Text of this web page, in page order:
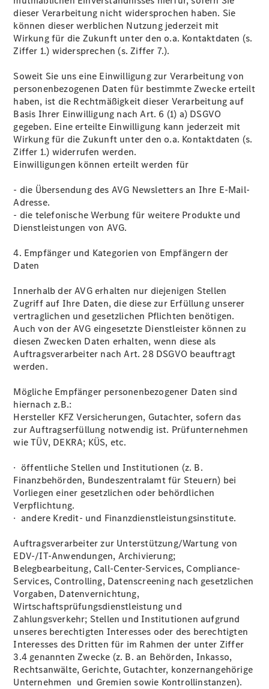
dieser Verarbeitung nicht widersprochen haben. Sie
können dieser werblichen Nutzung jederzeit mit
Wirkung für die Zukunft unter den o.a. Kontaktdaten (s.
Ziffer 1.) widersprechen (s. Ziffer 7.).
Soweit Sie uns eine Einwilligung zur Verarbeitung von
personenbezogenen Daten für bestimmte Zwecke erteilt
haben, ist die Rechtmäßigkeit dieser Verarbeitung auf
Basis Ihrer Einwilligung nach Art. 6 (1) a) DSGVO
gegeben. Eine erteilte Einwilligung kann jederzeit mit
Wirkung für die Zukunft unter den o.a. Kontaktdaten (s.
Ziffer 1.) widerrufen werden.
Einwilligungen können erteilt werden für
- die Übersendung des AVG Newsletters an Ihre E-Mail-
Adresse.
- die telefonische Werbung für weitere Produkte und
Dienstleistungen von AVG.
4. Empfänger und Kategorien von Empfängern der
Daten
Innerhalb der AVG erhalten nur diejenigen Stellen
Zugriff auf Ihre Daten, die diese zur Erfüllung unserer
vertraglichen und gesetzlichen Pﬂichten benötigen.
Auch von der AVG eingesetzte Dienstleister können zu
diesen Zwecken Daten erhalten, wenn diese als
Auftragsverarbeiter nach Art. 28 DSGVO beauftragt
werden.
Mögliche Empfänger personenbezogener Daten sind
hiernach z.B.:
Hersteller KFZ Versicherungen, Gutachter, sofern das
zur Auftragserfüllung notwendig ist. Prüfunternehmen
wie TÜV, DEKRA; KÜS, etc.
· öffentliche Stellen und Institutionen (z. B.
Finanzbehörden, Bundeszentralamt für Steuern) bei
Vorliegen einer gesetzlichen oder behördlichen
Verpflichtung.
· andere Kredit- und Finanzdienstleistungsinstitute.
Auftragsverarbeiter zur Unterstützung/Wartung von
EDV-/IT-Anwendungen, Archivierung;
Belegbearbeitung, Call-Center-Services, Compliance-
Services, Controlling, Datenscreening nach gesetzlichen
Vorgaben, Datenvernichtung,
Wirtschaftsprüfungsdienstleistung und
Zahlungsverkehr; Stellen und Institutionen aufgrund
unseres berechtigten Interesses oder des berechtigten
Interesses des Dritten für im Rahmen der unter Ziffer
3.4 genannten Zwecke (z. B. an Behörden, Inkasso,
Rechtsanwälte, Gerichte, Gutachter, konzernangehörige
Unternehmen und Gremien sowie Kontrollinstanzen).